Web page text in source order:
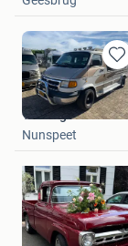
in
Mijn
The Big 3
Nunspeet
in
Mijn